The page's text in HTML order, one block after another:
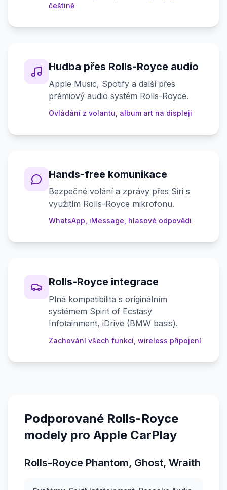
češtině
Hudba přes Rolls-Royce audio
Apple Music, Spotify a další přes
prémiový audio systém Rolls-Royce.
Ovládání z volantu, album art na displeji
Hands-free komunikace
Bezpečné volání a zprávy přes Siri s
využitím Rolls-Royce mikrofonu.
WhatsApp, iMessage, hlasové odpovědi
Rolls-Royce integrace
Plná kompatibilita s originálním
systémem Spirit of Ecstasy
Infotainment, iDrive (BMW basis).
Zachování všech funkcí, wireless připojení
Podporované Rolls-Royce
modely pro Apple CarPlay
Rolls-Royce Phantom, Ghost, Wraith